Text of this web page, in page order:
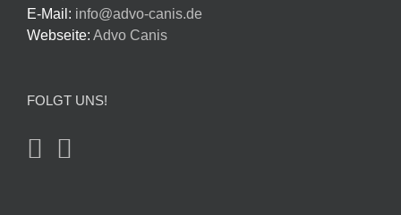
E-Mail: info@advo-canis.de
Webseite: Advo Canis
FOLGT UNS!